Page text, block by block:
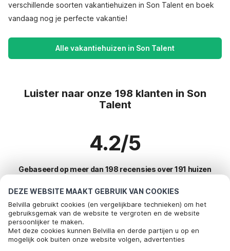
DEZE WEBSITE MAAKT GEBRUIK VAN COOKIES
Belvilla gebruikt cookies (en vergelijkbare technieken) om het
gebruiksgemak van de website te vergroten en de website
persoonlijker te maken.
Met deze cookies kunnen Belvilla en derde partijen u op en
mogelijk ook buiten onze website volgen, advertenties
verschillende soorten vakantiehuizen in Son Talent en boek
vandaag nog je perfecte vakantie!
Alle vakantiehuizen in Son Talent
Luister naar onze 198 klanten in Son
Talent
4.2/5
Gebaseerd op meer dan 198 recensies over 191 huizen
Meest populaire bestemmingen voor
vakantie
Top steden met top voorzieningen voor vakantie
Bel om te boeken